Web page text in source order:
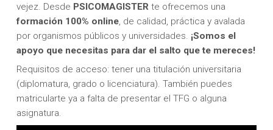
vejez. Desde PSICOMAGISTERte ofrecemos una
formación 100% online, de calidad, práctica y avalada
por organismos públicos y universidades. ¡Somos el
apoyo que necesitas para dar el salto que te mereces!
Requisitos de acceso: tener una titulación universitaria
(diplomatura, grado o licenciatura). También puedes
matricularte ya a falta de presentar el TFG o alguna
asignatura.